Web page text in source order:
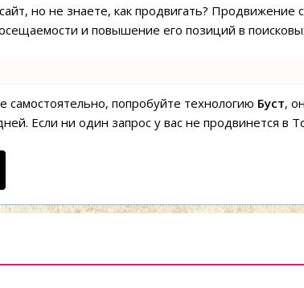
но не знаете, как продвигать? Продвижение
и повышение его позиций в
самостоятельно, попробуйте технологию Буст,
Если ни один запрос у вас не продвинется в